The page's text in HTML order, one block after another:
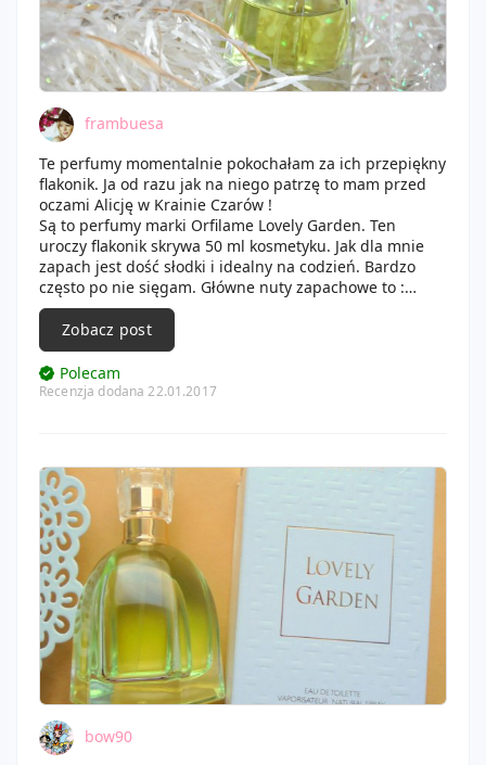
frambuesa
Te perfumy momentalnie pokochałam za ich przepiękny
flakonik. Ja od razu jak na niego patrzę to mam przed
oczami Alicję w Krainie Czarów !
Są to perfumy marki Orfilame Lovely Garden. Ten
uroczy flakonik skrywa 50 ml kosmetyku. Jak dla mnie
zapach jest dość słodki i idealny na codzień. Bardzo
często po nie sięgam. Główne nuty zapachowe to :
rabarbar, nuty zielone, mleko, waniliowa orchidea.
Musicie mi uwierzyć, że zapach jest naprawdę kobiecy i
śliczny!
Zobacz post
Polecam
Recenzja dodana 22.01.2017
bow90